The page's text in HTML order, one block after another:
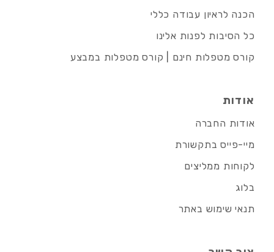
הכנה לראיון עבודה כללי
כל הסיבות לפנות אלינו
קורס מטפלות חינם | קורס מטפלות במבצע
אודות
אודות החברה
מיי-פייס בתקשורת
לקוחות ממליצים
בלוג
תנאי שימוש באתר